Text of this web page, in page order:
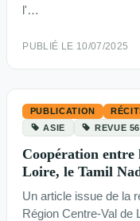
l'…
PUBLIÉ LE 10/07/2025
PUBLICATION
ASIE
REVUE 56
Coopération entre
Loire, le Tamil
Un article issue de la
Région Centre-Val